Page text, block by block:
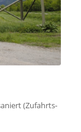
(Zufahrts-